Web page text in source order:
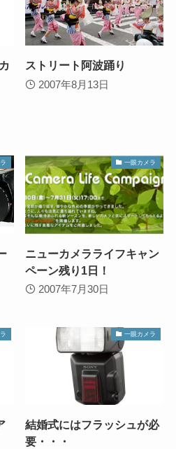
ストリート阿波踊り
2007年8月13日
一眼カメラ
ニューカメラライフキャン
ペーン残り1日！
2007年7月30日
一眼カメラ
結婚式にはフラッシュが必
要・・・